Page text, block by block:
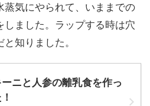
蒸気にやられて、いままでの
しました。ラップする時は穴
知りました。
ニと人参の離乳食を作っ